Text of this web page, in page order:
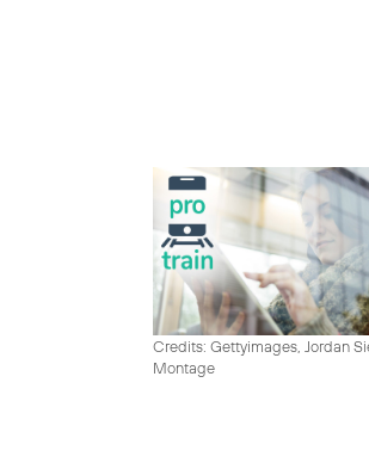
Credits: Gettyimages, Jordan
Montage